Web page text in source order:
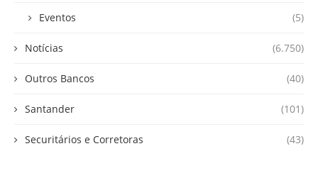
Eventos (5)
Notícias (6.750)
Outros Bancos (40)
Santander (101)
Securitários e Corretoras (43)